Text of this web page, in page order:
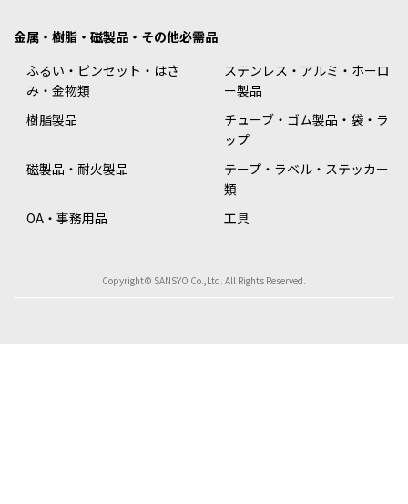
金属・樹脂・磁製品・その他必需品
ふるい・ピンセット・はさ
み・金物類
ステンレス・アルミ・ホーロ
ー製品
樹脂製品
チューブ・ゴム製品・袋・ラ
ップ
磁製品・耐火製品
テープ・ラベル・ステッカー
類
OA・事務用品
工具
Copyright© SANSYO Co.,Ltd. All Rights Reserved.